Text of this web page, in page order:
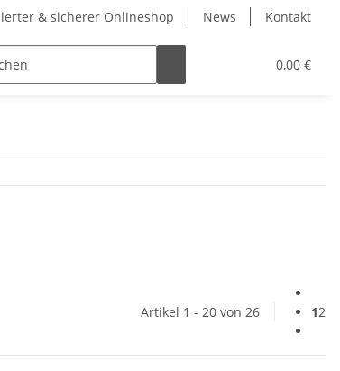
& sicherer Onlineshop News Kontakt
0,00 €
Adventskalender
Artikel 1 - 20 von 26 12